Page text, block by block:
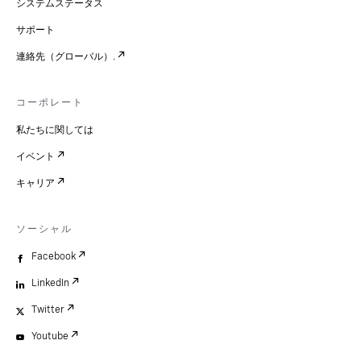
システムステータス
サポート
連絡先（グローバル）.
コーポレート
私たちに関しては
イベント
キャリア
ソーシャル
Facebook
LinkedIn
Twitter
Youtube